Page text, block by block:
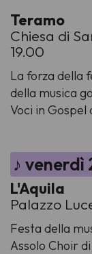
Teramo
Chiesa di
19.00
La forza della
della musica
Voci in
♪ venerdì
L'Aquila
Palazzo
Festa della
Assolo Choir